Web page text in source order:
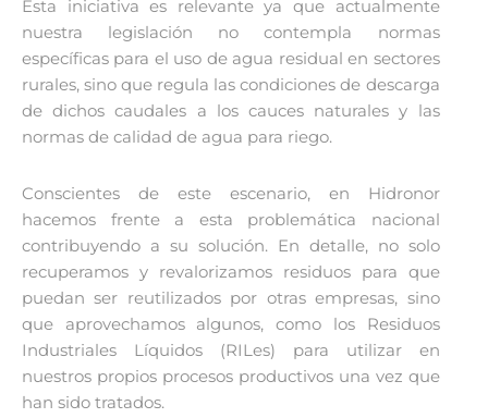
Esta iniciativa es relevante ya que actualmente
nuestra legislación no contempla normas
específicas para el uso de agua residual en sectores
rurales, sino que regula las condiciones de descarga
de dichos caudales a los cauces naturales y las
normas de calidad de agua para riego.
Conscientes de este escenario, en Hidronor
hacemos frente a esta problemática nacional
contribuyendo a su solución. En detalle, no solo
recuperamos y revalorizamos residuos para que
puedan ser reutilizados por otras empresas, sino
que aprovechamos algunos, como los Residuos
Industriales Líquidos (RILes) para utilizar en
nuestros propios procesos productivos una vez que
han sido tratados.